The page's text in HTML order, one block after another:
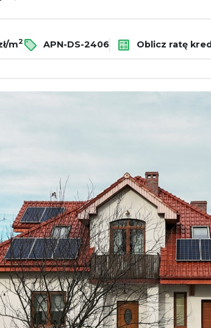
m2 APN-DS-2406 Oblicz ratę